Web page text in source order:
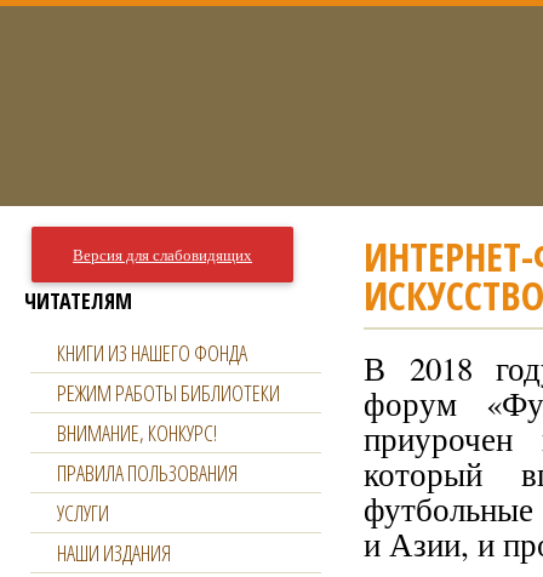
В 2018
форум
который
футбольные
и Азии, и
Версия для слабовидящих
ЧИТАТЕЛЯМ
КНИГИ ИЗ НАШЕГО ФОНДА
РЕЖИМ РАБОТЫ БИБЛИОТЕКИ
ВНИМАНИЕ, КОНКУРС!
ПРАВИЛА ПОЛЬЗОВАНИЯ
УСЛУГИ
НАШИ ИЗДАНИЯ